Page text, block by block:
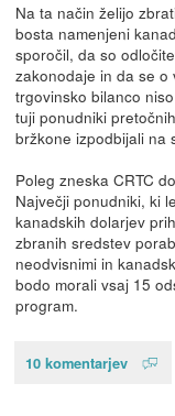
Na ta način želijo
bosta namenjeni
sporočil, da so
zakonodaje in da se o
trgovinsko bilanco
tuji ponudniki
bržkone izpodbijali na
Poleg zneska CRTC
Največji ponudniki, ki
kanadskih dolarjev
zbranih sredstev
neodvisnimi in
bodo morali vsaj 15
program.
10 komentarjev